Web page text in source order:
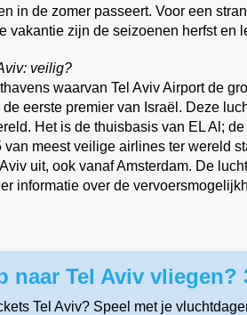
in de zomer passeert. Voor een
vakantie zijn de seizoenen herfst en
veilig?
waarvan Tel Aviv Airport de
eerste premier van Israël. Deze
Het is de thuisbasis van EL Al;
van meest veilige airlines ter wereld
uit, ook vanaf Amsterdam. De
informatie over de
naar Tel Aviv vliegen?
Tel Aviv? Speel met je